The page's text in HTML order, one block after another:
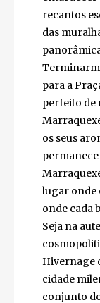
Para quem
recatada,
Menara
Natureza
Perder-
recantos
longo das
uma vista
vista para a
modo
energia de
as suas
acabarão
lugar onde